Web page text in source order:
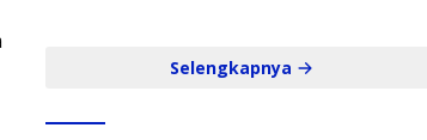
Selengkapnya